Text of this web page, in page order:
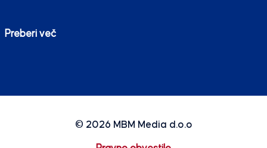
Preberi več
© 2026 MBM Media d.o.o